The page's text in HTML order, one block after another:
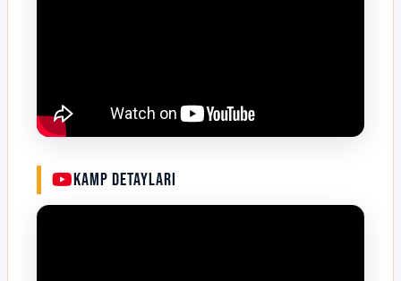
Kamp Detayları